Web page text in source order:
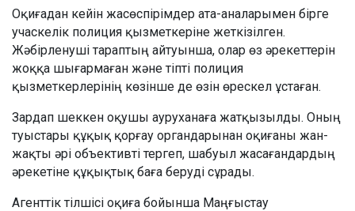
Оқиғадан кейін жасөспірімдер ата-аналарымен бірге
учаскелік полиция қызметкеріне жеткізілген.
Жәбірленуші тараптың айтуынша, олар өз әрекеттерін
жоққа шығармаған және тіпті полиция
қызметкерлерінің көзінше де өзін өрескел ұстаған.
Зардап шеккен оқушы ауруханаға жатқызылды. Оның
туыстары құқық қорғау органдарынан оқиғаны жан-
жақты әрі объективті тергеп, шабуыл жасағандардың
әрекетіне құқықтық баға беруді сұрады.
Агенттік тілшісі оқиға бойынша Маңғыстау